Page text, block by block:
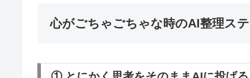
心がごちゃごちゃな時のAI整理ステ